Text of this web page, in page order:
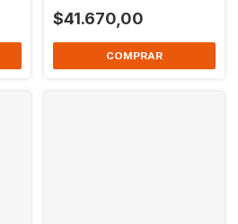
$41.670,00